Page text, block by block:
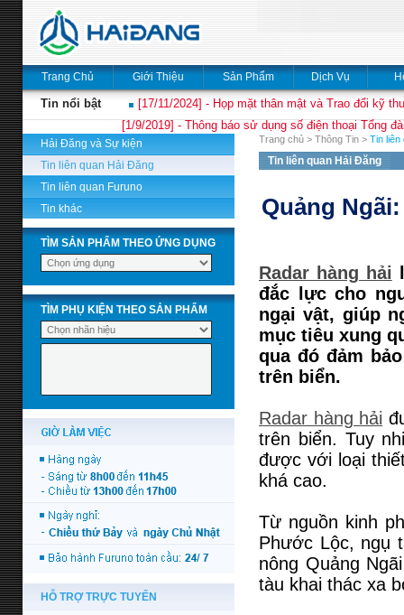
Trang Chủ Giới Thiệu Sản Phẩm Dịch Vụ
Tin nổi bật
[17/11/2024] - Họp mặt thân mật và Trao đổi kỹ
[1/9/2019] - Thông báo sử dụng số điện thoại Tổng
Hải Đăng và Sự kiện
Tin liên quan Hải Đăng
Tin liên quan Furuno
Tin khác
TÌM SẢN PHẨM THEO ỨNG DỤNG
TÌM PHỤ KIỆN THEO SẢN PHẨM
Trang chủ > Thông Tin > Tin liên
Tin liên quan Hải Đăng
Quảng
Radar hàng hải
đắc lực cho
ngại vật, giúp
mục tiêu xung
qua đó đảm
trên biển.
Radar hàng hải
trên biển. Tuy
được với loại
khá cao.
Từ nguồn kinh
Phước Lộc, ngụ
nông Quảng
tàu khai thác xa